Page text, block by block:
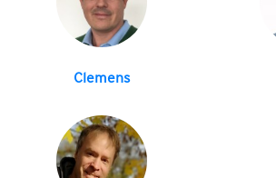
Clemens